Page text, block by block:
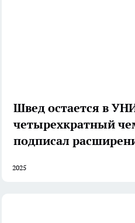
Швед остается в
четырехкратный
подписал
2025